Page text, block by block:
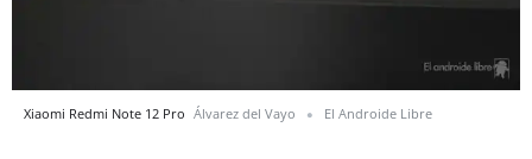
Xiaomi Redmi Note 12 Pro Álvarez del Vayo El Androide Libre